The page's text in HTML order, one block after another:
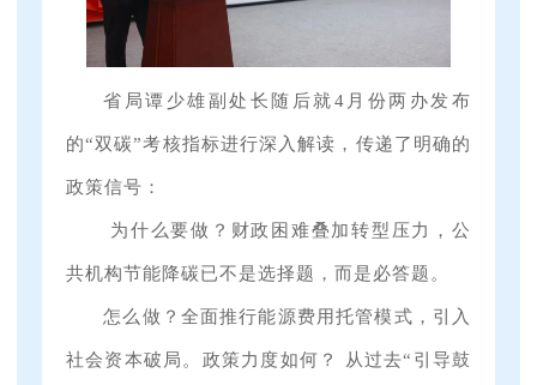
省局谭少雄副处长随后就4月份两办发布
的“双碳”考核指标进行深入解读，传递了明确的
政策信号：
为什么要做？财政困难叠加转型压力，公
共机构节能降碳已不是选择题，而是必答题。
怎么做？全面推行能源费用托管模式，引入
社会资本破局。政策力度如何？ 从过去“引导鼓